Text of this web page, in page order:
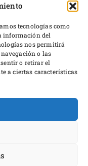
tecnologías como
información del
nos permitirá
o las
o retirar el
a ciertas características
del Libro y Fomento a
y Deporte